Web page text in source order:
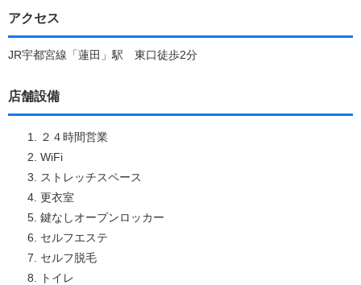
アクセス
JR宇都宮線「蓮田」駅 東口徒歩2分
店舗設備
２４時間営業
WiFi
ストレッチスペース
更衣室
鍵なしオープンロッカー
セルフエステ
セルフ脱毛
トイレ